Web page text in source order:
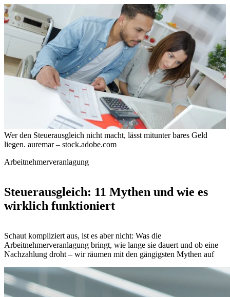
Wer den Steuerausgleich nicht macht, lässt mitunter bares Geld
liegen. auremar – stock.adobe.com
Arbeitnehmerveranlagung
Steuerausgleich: 11 Mythen und wie es
wirklich funktioniert
Schaut kompliziert aus, ist es aber nicht: Was die
Arbeitnehmerveranlagung bringt, wie lange sie dauert und ob eine
Nachzahlung droht – wir räumen mit den gängigsten Mythen auf